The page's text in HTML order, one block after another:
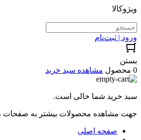
ویژوکالا
ورود | ثبت‌نام
بستن
0 محصول
مشاهده سبد خرید
سبد خرید شما خالی است.
جهت مشاهده محصولات بیشتر به صفحات
صفحه اصلی